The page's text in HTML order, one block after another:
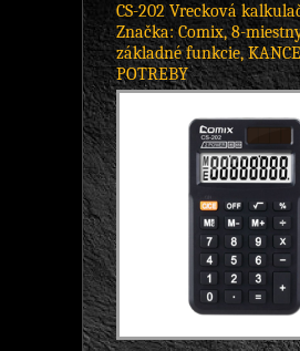
CS-202 Vrecková
Značka: Comix, 8-
základné funkcie,
POTREBY